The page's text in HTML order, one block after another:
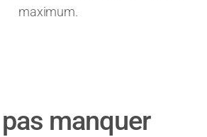
maximum.
manquer